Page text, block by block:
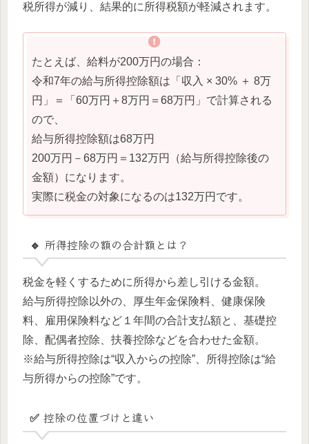
税所得が減り、結果的に所得税額が軽減されます。
たとえば、給料が200万円の場合：
令和7年の給与所得控除額は「収入 × 30% ＋ 8万
円」＝「60万円＋8万円＝68万円」で計算される
ので、
給与所得控除額は68万円
200万円－68万円＝132万円（給与所得控除後の
金額）になります。
実際に税金の対象になるのは132万円です。
🔹 所得控除の額の合計額とは？
税金を軽くするために所得から差し引ける金額。
給与所得控除以外の、厚生年金保険料、健康保険
料、雇用保険料など１年間の合計支払額と、基礎控
除、配偶者控除、扶養控除などを合わせた金額。
※給与所得控除は“収入からの控除”、所得控除は“給
与所得からの控除”です。
✅ 控除の位置づけと違い